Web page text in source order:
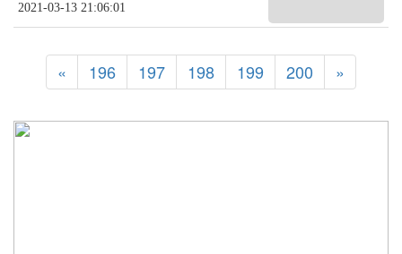
2021-03-13 21:06:01
« 196 197 198 199 200 »